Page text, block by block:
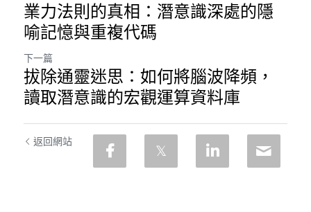
業力法則的真相：潛意識深處的隱
喻記憶與重複代碼
下一篇
拔除通靈迷思：如何將腦波降頻，
讀取潛意識的宏觀運算資料庫
返回網站